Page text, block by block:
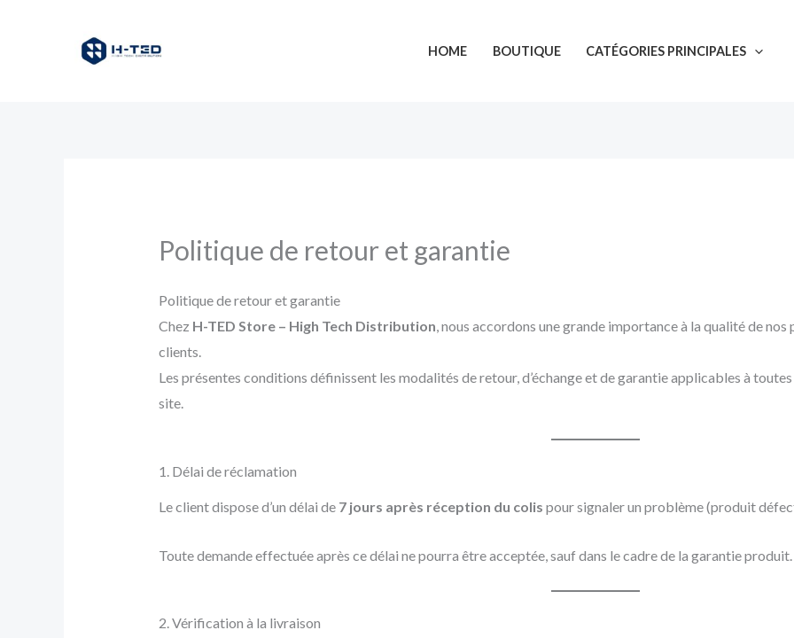
HOME BOUTIQUE CATÉGORIES PRINCIPALES
Politique de retour et garantie
Politique de retour et garantie
Chez H-TED Store – High Tech Distribution, nous accordons une grande importance à la qualité de
clients.
Les présentes conditions définissent les modalités de retour, d’échange et de garantie applicables à
site.
1. Délai de réclamation
Le client dispose d’un délai de 7 jours après réception du colis pour signaler un problème (produit
Toute demande effectuée après ce délai ne pourra être acceptée, sauf dans le cadre de la garantie produit.
2. Vérification à la livraison